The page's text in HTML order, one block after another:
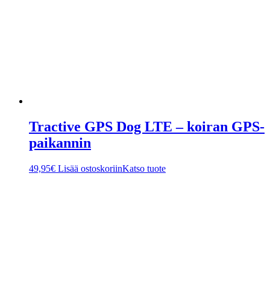
Tractive GPS Dog LTE – koiran GPS-
paikannin
49,95€ Lisää ostoskoriinKatso tuote